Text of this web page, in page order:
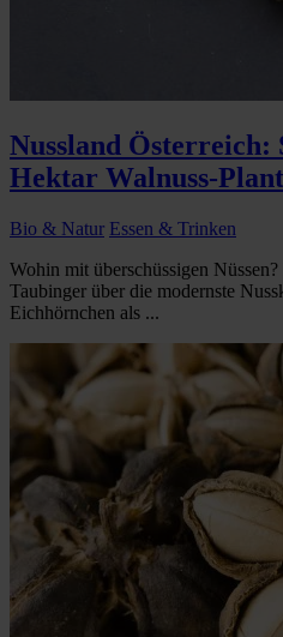
Nussland Österreich:
Hektar Walnuss-
Bio & Natur Essen & Trinken
Wohin mit überschüssigen
Taubinger über die modernste
Eichhörnchen als ...